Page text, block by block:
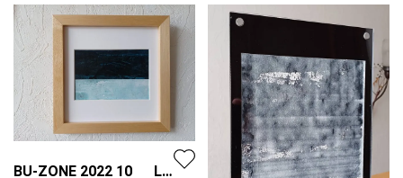
BU-ZONE 2022 10 L判